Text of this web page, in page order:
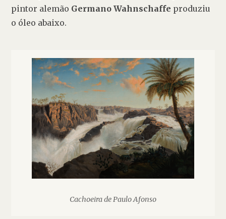
pintor alemão Germano Wahnschaffe produziu
o óleo abaixo.
Cachoeira de Paulo Afonso